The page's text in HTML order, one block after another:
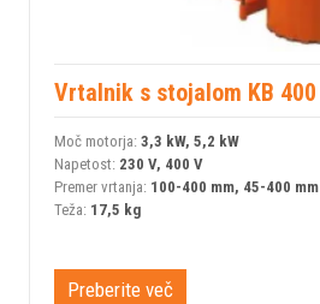
Vrtalnik s stojalom KB 400
Moč motorja: 3,3 kW, 5,2 kW
Napetost: 230 V, 400 V
Premer vrtanja: 100-400 mm, 45-400 mm
Teža: 17,5 kg
Preberite več